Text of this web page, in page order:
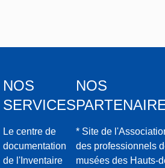
NOS
SERVICES
Le centre de
documentation
de l'Inventaire
NOS
* Site de
des professionnels
musées des Hauts-